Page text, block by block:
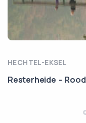
HECHTEL-EKSEL
Resterheide - Rood